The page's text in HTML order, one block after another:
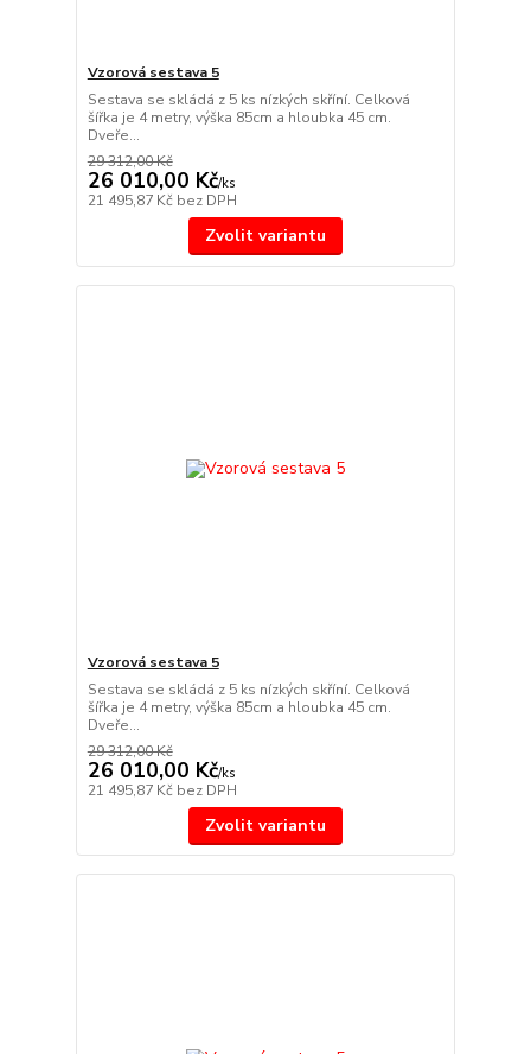
Vzorová sestava 5
Sestava se skládá z 5 ks nízkých skříní. Celková
šířka je 4 metry, výška 85cm a hloubka 45 cm.
Dveře...
29 312,00 Kč
26 010,00 Kč/ks
21 495,87 Kč bez DPH
Zvolit variantu
Vzorová sestava 5
Sestava se skládá z 5 ks nízkých skříní. Celková
šířka je 4 metry, výška 85cm a hloubka 45 cm.
Dveře...
29 312,00 Kč
26 010,00 Kč/ks
21 495,87 Kč bez DPH
Zvolit variantu